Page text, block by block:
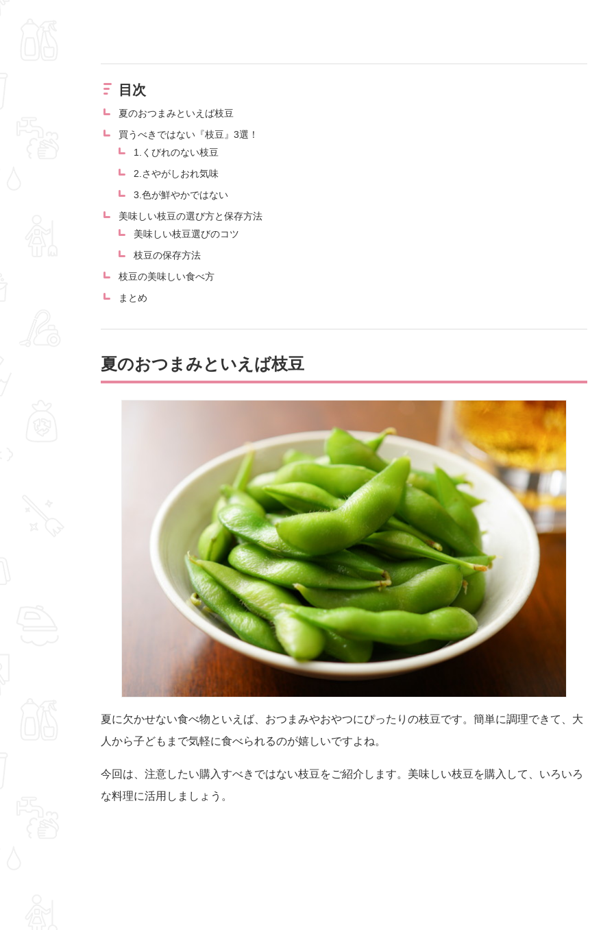
目次
夏のおつまみといえば枝豆
買うべきではない『枝豆』3選！
1.くびれのない枝豆
2.さやがしおれ気味
3.色が鮮やかではない
美味しい枝豆の選び方と保存方法
美味しい枝豆選びのコツ
枝豆の保存方法
枝豆の美味しい食べ方
まとめ
夏のおつまみといえば枝豆
夏に欠かせない食べ物といえば、おつまみやおやつにぴったりの枝豆です。簡単に調理できて、大
人から子どもまで気軽に食べられるのが嬉しいですよね。
今回は、注意したい購入すべきではない枝豆をご紹介します。美味しい枝豆を購入して、いろいろ
な料理に活用しましょう。